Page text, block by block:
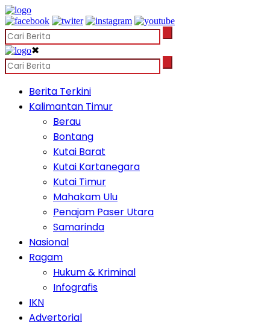
✖
Berita Terkini
Kalimantan Timur
Berau
Bontang
Kutai Barat
Kutai Kartanegara
Kutai Timur
Mahakam Ulu
Penajam Paser Utara
Samarinda
Nasional
Ragam
Hukum & Kriminal
Infografis
IKN
Advertorial